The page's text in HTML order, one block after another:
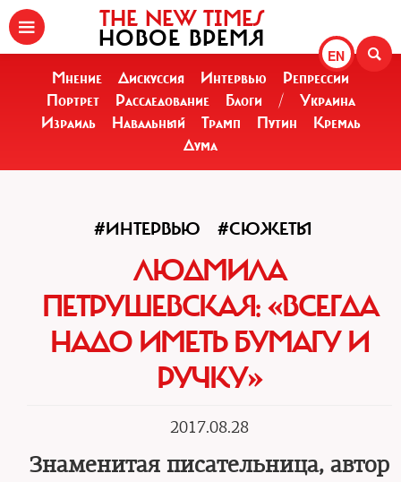
EN
THE NEW TIMES
НОВОЕ ВРЕМЯ
Мнение Дискуссия Интервью
Репрессии
Портрет
Расследование Блоги /
Украина
Израиль
Навальный Трамп Путин
Кремль
Дума
#ИНТЕРВЬЮ #СЮЖЕТЫ
ЛЮДМИЛА
ПЕТРУШЕВСКАЯ: «ВСЕГДА
НАДО ИМЕТЬ БУМАГУ И
РУЧКУ»
2017.08.28
Знаменитая писательница, автор